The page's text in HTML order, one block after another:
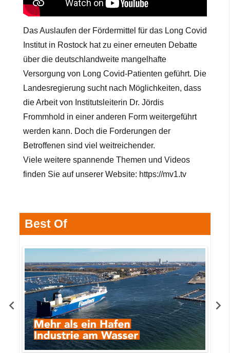
Das Auslaufen der Fördermittel für das Long Covid
Institut in Rostock hat zu einer erneuten Debatte
über die deutschlandweite mangelhafte
Versorgung von Long Covid-Patienten geführt. Die
Landesregierung sucht nach Möglichkeiten, dass
die Arbeit von Institutsleiterin Dr. Jördis
Frommhold in einer anderen Form weitergeführt
werden kann. Doch die Forderungen der
Betroffenen sind viel weitreichender.
Viele weitere spannende Themen und Videos
finden Sie auf unserer Website: https://mv1.tv
Best Of